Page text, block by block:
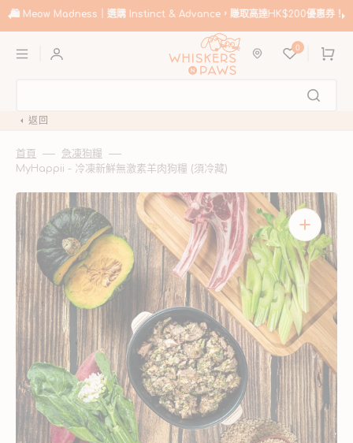
至
容
🛍️ Meow Madness｜選購 Instinct & Advance，賺取高達HK$200優惠券！
0
購
物
返回
首頁
急凍狗糧
MyHappii - 冷凍新鮮無激素羊肉狗糧 (須冷藏)
開
啟
圖
庫
檢
視